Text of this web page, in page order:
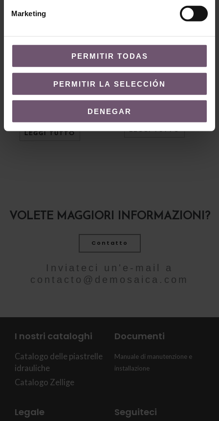
Marketing
PERMITIR TODAS
PERMITIR LA SELECCIÓN
DENEGAR
Baldosa
LEGGI TUTTO
Baldosas hidráulicas
Baldosa Hidráulica
Mod 018
LEGGI TUTTO
VOLETE MAGGIORI INFORMAZIONI?
Contatto
Inviateci un'e-mail a
contacto@demosaica.com
I nostri cataloghi
Catalogo delle piastrelle
idrauliche
Catalogo Zellige
Documenti
Manuale di manutenzione e
installazione
Legale Seguiteci